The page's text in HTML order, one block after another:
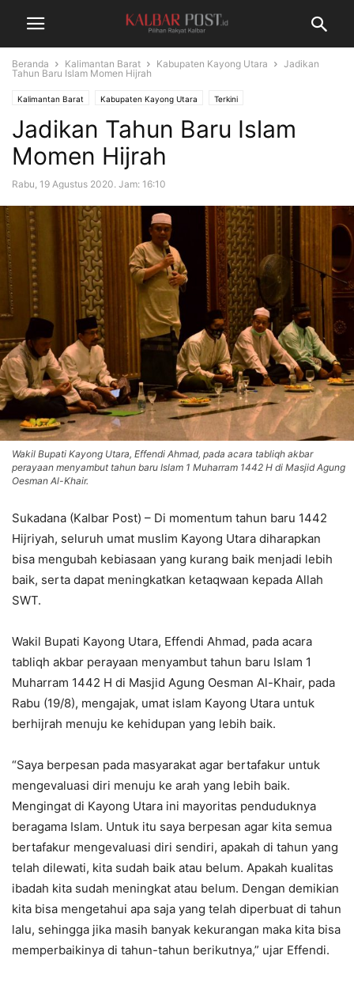
Beranda Kalimantan Barat Kabupaten Kayong Utara
Jadikan
Tahun Baru Islam Momen Hijrah
Kalimantan Barat Kabupaten Kayong Utara Terkini
Jadikan Tahun Baru Islam
Momen Hijrah
Rabu, 19 Agustus 2020. Jam: 16:10
Wakil Bupati Kayong Utara, Effendi Ahmad, pada acara tabliqh akbar
perayaan menyambut tahun baru Islam 1 Muharram 1442 H di Masjid Agung
Oesman Al-Khair.
Sukadana (Kalbar Post) – Di momentum tahun baru 1442
Hijriyah, seluruh umat muslim Kayong Utara diharapkan
bisa mengubah kebiasaan yang kurang baik menjadi lebih
baik, serta dapat meningkatkan ketaqwaan kepada Allah
SWT.
Wakil Bupati Kayong Utara, Effendi Ahmad, pada acara
tabliqh akbar perayaan menyambut tahun baru Islam 1
Muharram 1442 H di Masjid Agung Oesman Al-Khair, pada
Rabu (19/8), mengajak, umat islam Kayong Utara untuk
berhijrah menuju ke kehidupan yang lebih baik.
“Saya berpesan pada masyarakat agar bertafakur untuk
mengevaluasi diri menuju ke arah yang lebih baik.
Mengingat di Kayong Utara ini mayoritas penduduknya
beragama Islam. Untuk itu saya berpesan agar kita semua
bertafakur mengevaluasi diri sendiri, apakah di tahun yang
telah dilewati, kita sudah baik atau belum. Apakah kualitas
ibadah kita sudah meningkat atau belum. Dengan demikian
kita bisa mengetahui apa saja yang telah diperbuat di tahun
lalu, sehingga jika masih banyak kekurangan maka kita bisa
memperbaikinya di tahun-tahun berikutnya,” ujar Effendi.